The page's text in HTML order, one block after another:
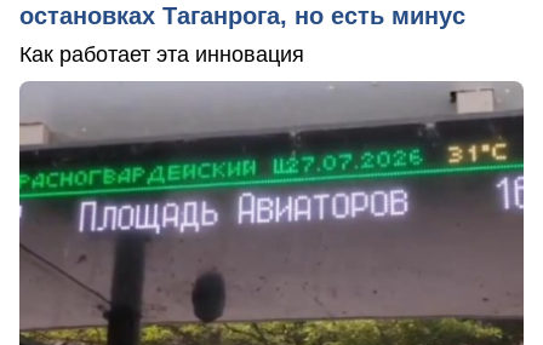
остановках Таганрога, но есть минус
Как работает эта инновация